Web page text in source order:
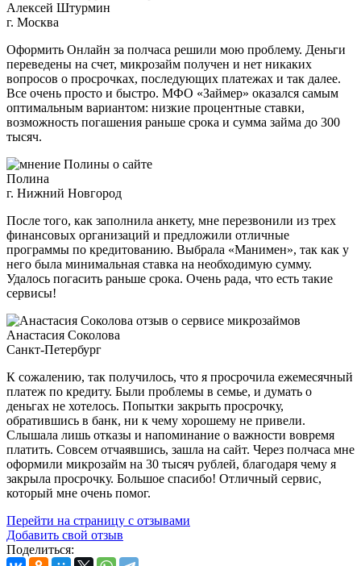
Алексей Штурмин
г. Москва
Оформить Онлайн за полчаса решили мою проблему. Деньги
переведены на счет, микрозайм получен и нет никаких
вопросов о просрочках, последующих платежах и так далее.
Все очень просто и быстро. МФО «Займер» оказался самым
оптимальным вариантом: низкие процентные ставки,
возможность погашения раньше срока и сумма займа до 300
тысяч.
Полина
г. Нижний Новгород
После того, как заполнила анкету, мне перезвонили из трех
финансовых организаций и предложили отличные
программы по кредитованию. Выбрала «Манимен», так как у
него была минимальная ставка на необходимую сумму.
Удалось погасить раньше срока. Очень рада, что есть такие
сервисы!
Анастасия Соколова
Санкт-Петербург
К сожалению, так получилось, что я просрочила ежемесячный
платеж по кредиту. Были проблемы в семье, и думать о
деньгах не хотелось. Попытки закрыть просрочку,
обратившись в банк, ни к чему хорошему не привели.
Слышала лишь отказы и напоминание о важности вовремя
платить. Совсем отчаявшись, зашла на сайт. Через полчаса мне
оформили микрозайм на 30 тысяч рублей, благодаря чему я
закрыла просрочку. Большое спасибо! Отличный сервис,
который мне очень помог.
Перейти на страницу с отзывами
Добавить свой отзыв
Поделиться: